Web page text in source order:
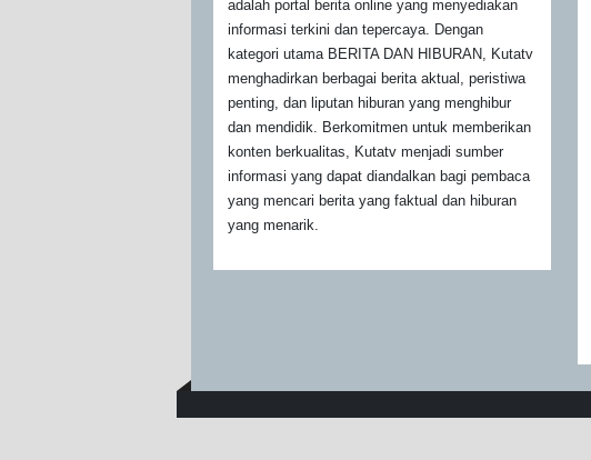
adalah portal berita online yang menyediakan
informasi terkini dan tepercaya. Dengan
kategori utama BERITA DAN HIBURAN, Kutatv
menghadirkan berbagai berita aktual, peristiwa
penting, dan liputan hiburan yang menghibur
dan mendidik. Berkomitmen untuk memberikan
konten berkualitas, Kutatv menjadi sumber
informasi yang dapat diandalkan bagi pembaca
yang mencari berita yang faktual dan hiburan
yang menarik.